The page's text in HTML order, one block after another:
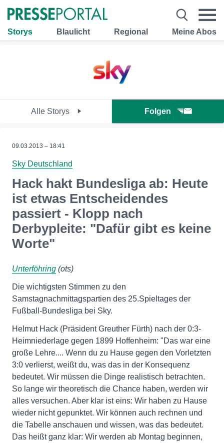
Storys Blaulicht Regional Meine Abos
Alle Storys Folgen
09.03.2013 – 18:41
Sky Deutschland
Hack hakt Bundesliga ab: Heute
ist etwas Entscheidendes
passiert - Klopp nach
Derbypleite: "Dafür gibt es keine
Worte"
Unterföhring (ots)
Die wichtigsten Stimmen zu den
Samstagnachmittagspartien des 25.Spieltages der
Fußball-Bundesliga bei Sky.
Helmut Hack (Präsident Greuther Fürth) nach der 0:3-
Heimniederlage gegen 1899 Hoffenheim: "Das war eine
große Lehre.... Wenn du zu Hause gegen den Vorletzten
3:0 verlierst, weißt du, was das in der Konsequenz
bedeutet. Wir müssen die Dinge realistisch betrachten.
So lange wir theoretisch die Chance haben, werden wir
alles versuchen. Aber klar ist eins: Wir haben zu Hause
wieder nicht gepunktet. Wir können auch rechnen und
die Tabelle anschauen und wissen, was das bedeutet.
Das heißt ganz klar: Wir werden ab Montag beginnen,